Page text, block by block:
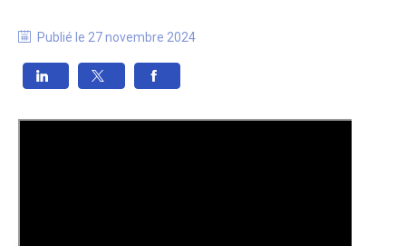
Publié le 27 novembre 2024